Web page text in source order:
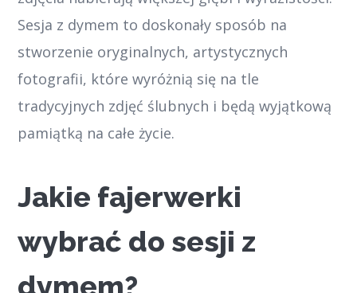
Sesja z dymem to doskonały sposób na
stworzenie oryginalnych, artystycznych
fotografii, które wyróżnią się na tle
tradycyjnych zdjęć ślubnych i będą wyjątkową
pamiątką na całe życie.
Jakie fajerwerki
wybrać do sesji z
dymem?